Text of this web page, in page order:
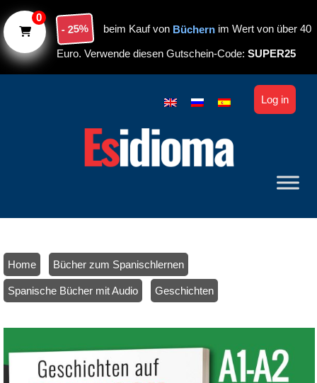
- 25% beim Kauf von Büchern im Wert von über 40
Euro. Verwende diesen Gutschein-Code: SUPER25
Log in
Home Bücher zum Spanischlernen
Spanische Bücher mit Audio
Geschichten
0